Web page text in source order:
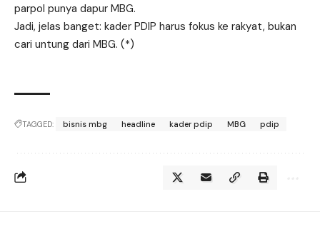
parpol punya dapur MBG.
Jadi, jelas banget: kader PDIP harus fokus ke rakyat, bukan
cari untung dari MBG. (*)
TAGGED: bisnis mbg headline kader pdip MBG pdip